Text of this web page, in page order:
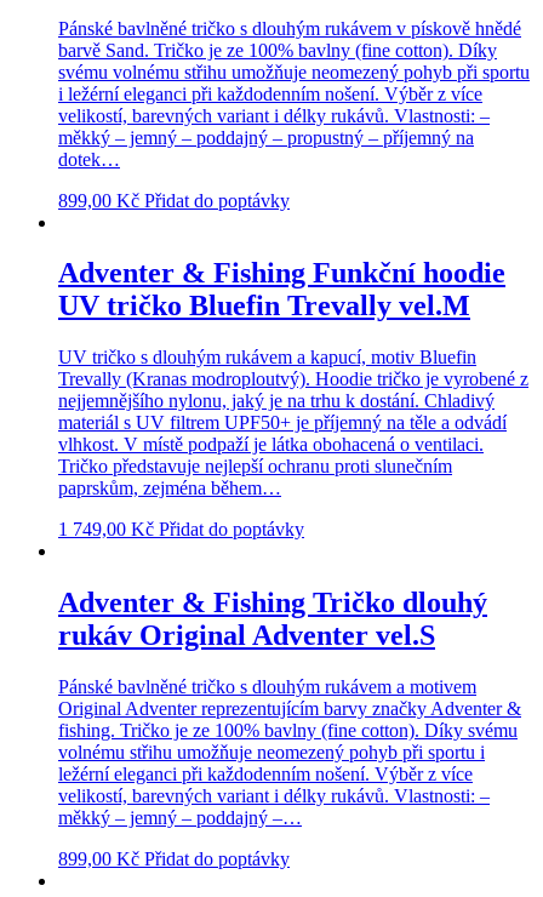
Pánské bavlněné tričko s dlouhým rukávem v pískově hnědé
barvě Sand. Tričko je ze 100% bavlny (fine cotton). Díky
svému volnému střihu umožňuje neomezený pohyb při sportu
i ležérní eleganci při každodenním nošení. Výběr z více
velikostí, barevných variant i délky rukávů. Vlastnosti: –
měkký – jemný – poddajný – propustný – příjemný na
dotek…
899,00 Kč Přidat do poptávky
Adventer & Fishing Funkční hoodie
UV tričko Bluefin Trevally vel.M
UV tričko s dlouhým rukávem a kapucí, motiv Bluefin
Trevally (Kranas modroploutvý). Hoodie tričko je vyrobené z
nejjemnějšího nylonu, jaký je na trhu k dostání. Chladivý
materiál s UV filtrem UPF50+ je příjemný na těle a odvádí
vlhkost. V místě podpaží je látka obohacená o ventilaci.
Tričko představuje nejlepší ochranu proti slunečním
paprskům, zejména během…
1 749,00 Kč Přidat do poptávky
Adventer & Fishing Tričko dlouhý
rukáv Original Adventer vel.S
Pánské bavlněné tričko s dlouhým rukávem a motivem
Original Adventer reprezentujícím barvy značky Adventer &
fishing. Tričko je ze 100% bavlny (fine cotton). Díky svému
volnému střihu umožňuje neomezený pohyb při sportu i
ležérní eleganci při každodenním nošení. Výběr z více
velikostí, barevných variant i délky rukávů. Vlastnosti: –
měkký – jemný – poddajný –…
899,00 Kč Přidat do poptávky